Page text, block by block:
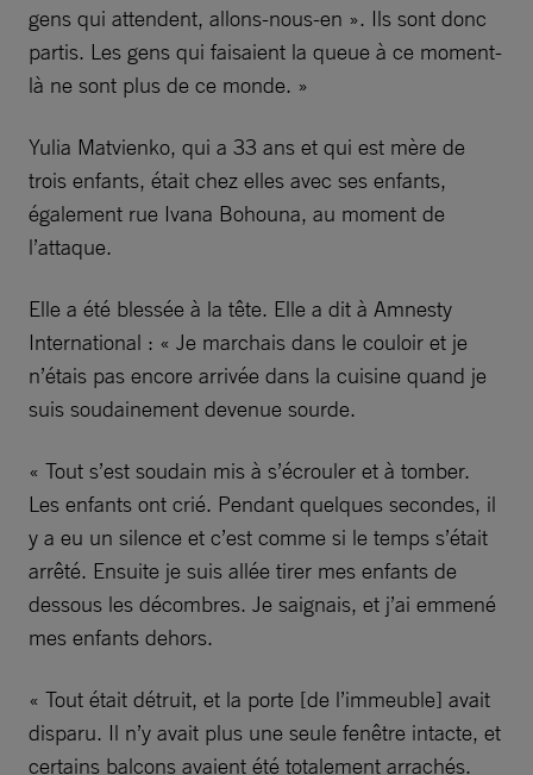
gens qui attendent, allons-nous-en ». Ils sont donc
partis. Les gens qui faisaient la queue à ce moment-
là ne sont plus de ce monde. »
Yulia Matvienko, qui a 33 ans et qui est mère de
trois enfants, était chez elles avec ses enfants,
également rue Ivana Bohouna, au moment de
l’attaque.
Elle a été blessée à la tête. Elle a dit à Amnesty
International : « Je marchais dans le couloir et je
n’étais pas encore arrivée dans la cuisine quand je
suis soudainement devenue sourde.
« Tout s’est soudain mis à s’écrouler et à tomber.
Les enfants ont crié. Pendant quelques secondes, il
y a eu un silence et c’est comme si le temps s’était
arrêté. Ensuite je suis allée tirer mes enfants de
dessous les décombres. Je saignais, et j’ai emmené
mes enfants dehors.
« Tout était détruit, et la porte [de l’immeuble] avait
disparu. Il n’y avait plus une seule fenêtre intacte, et
certains balcons avaient été totalement arrachés.